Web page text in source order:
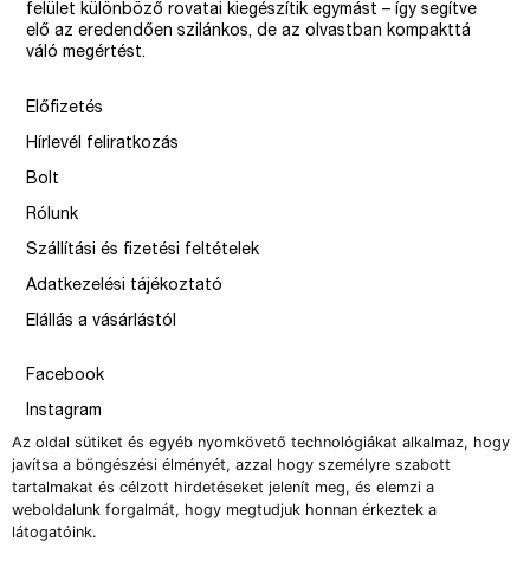
Az oldal sütiket és egyéb nyomkövető technológiákat alkalmaz, hogy
javítsa a böngészési élményét, azzal hogy személyre szabott
tartalmakat és célzott hirdetéseket jelenít meg, és elemzi a
weboldalunk forgalmát, hogy megtudjuk honnan érkeztek a
látogatóink.
felület különböző rovatai kiegészítik egymást – így segítve
elő az eredendően szilánkos, de az olvastban kompakttá
váló megértést.
Előfizetés
Hírlevél feliratkozás
Bolt
Rólunk
Szállítási és fizetési feltételek
Adatkezelési tájékoztató
Elállás a vásárlástól
Facebook
Instagram
Issue
–
design by Solymosi Mór, Sirbik Attila